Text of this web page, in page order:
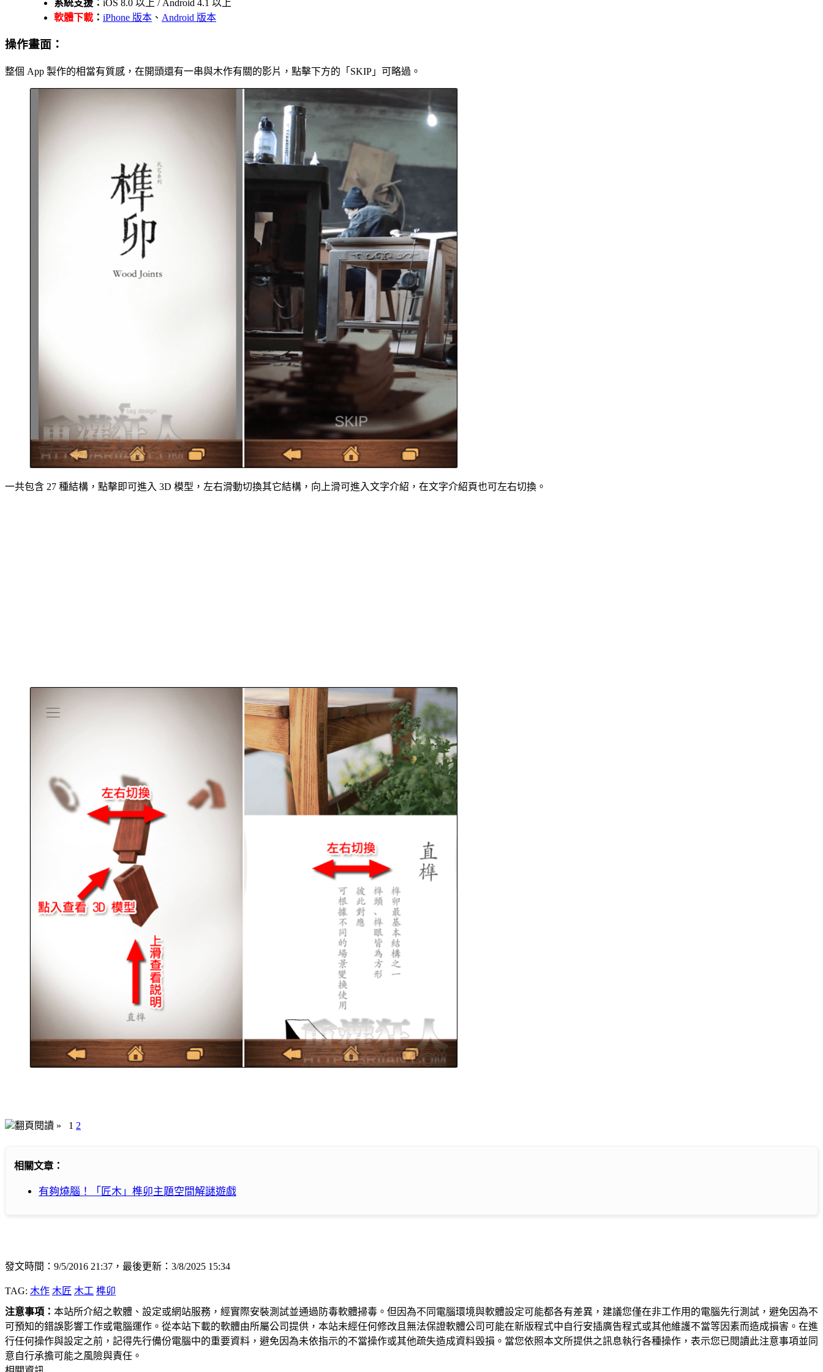
系統支援： iOS 8.0 以上 / Android 4.1 以上
軟體下載 ： iPhone 版本 、 Android 版本
操作畫面：
整個 App 製作的相當有質感，在開頭還有一串與木作有關的影片，點擊下方的「SKIP」可略過。
一共包含 27 種結構，點擊即可進入 3D 模型，左右滑動切換其它結構，向上滑可進入文字介紹，在文字介紹頁也可左右切換。
翻頁閱讀 » 1 2
相關文章：
有夠燒腦！「匠木」榫卯主題空間解謎遊戲
發文時間：9/5/2016 21:37，最後更新：3/8/2025 15:34
TAG: 木作 木匠 木工 榫卯
注意事項： 本站所介紹之軟體、設定或網站服務，經實際安裝測試並通過防毒軟體掃毒。但因為不同電腦環境與軟體設定可能都各有差異，建議您僅在非工作用的電腦先行測試，避免因為不
可預知的錯誤影響工作或電腦運作。從本站下載的軟體由所屬公司提供，本站未經任何修改且無法保證軟體公司可能在新版程式中自行安插廣告程式或其他維護不當等因素而造成損害。在進
行任何操作與設定之前，記得先行備份電腦中的重要資料，避免因為未依指示的不當操作或其他疏失造成資料毀損。當您依照本文所提供之訊息執行各種操作，表示您已閱讀此注意事項並同
意自行承擔可能之風險與責任。